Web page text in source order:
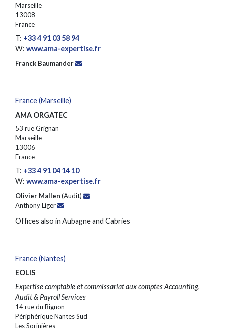
Marseille
13008
France
T: +33 4 91 03 58 94
W: www.ama-expertise.fr
Franck Baumander
France (Marseille)
AMA ORGATEC
53 rue Grignan
Marseille
13006
France
T: +33 4 91 04 14 10
W: www.ama-expertise.fr
Olivier Mallen (Audit)
Anthony Liger
Offices also in Aubagne and Cabries
France (Nantes)
EOLIS
Expertise comptable et commissariat aux comptes Accounting,
Audit & Payroll Services
14 rue du Bignon
Périphérique Nantes Sud
Les Sorinières